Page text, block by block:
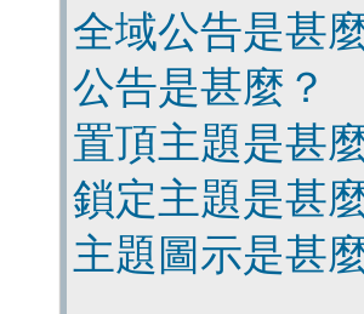
全域公告是甚
公告是甚麼？
置頂主題是甚
鎖定主題是甚
主題圖示是甚